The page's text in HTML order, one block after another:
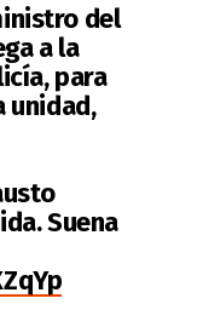
del
a la
para
unidad,
Suena